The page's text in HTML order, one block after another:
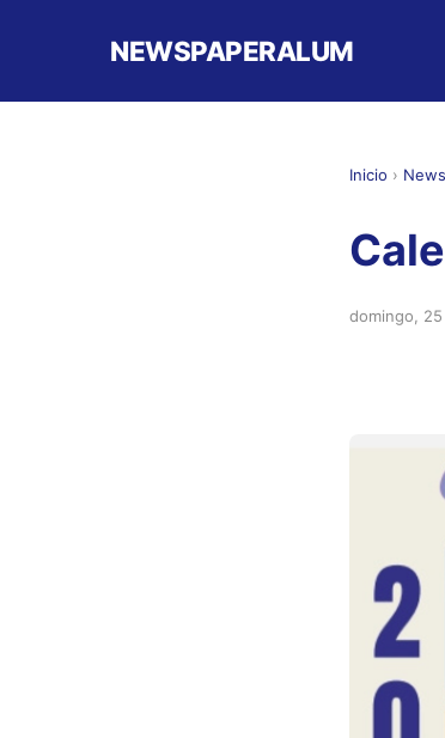
NEWSPAPERALUM
Inicio › News
domingo,